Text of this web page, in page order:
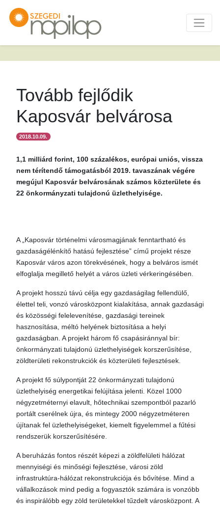
Tovább fejlődik
Kaposvár belvárosa
2018.10.09.
1,1 milliárd forint, 100 százalékos, európai uniós, vissza
nem térítendő támogatásból 2019. tavaszának végére
megújul Kaposvár belvárosának számos közterülete és
22 önkormányzati tulajdonú üzlethelyisége.
A „Kaposvár történelmi városmagjának fenntartható és
gazdaságélénkítő hatású fejlesztése” című projekt része
Kaposvár város azon törekvésének, hogy a belváros ismét
elfoglalja megillető helyét a város üzleti vérkeringésében.
A projekt hosszú távú célja egy gazdaságilag fellendülő,
élettel teli, vonzó városközpont kialakítása, annak gazdasági
és közösségi felelevenítése, gazdasági tereinek
hasznosítása, méltó helyének biztosítása a helyi
gazdaságban. A projekt három fő csapásiránnyal bír:
önkormányzati tulajdonú üzlethelyiségek korszerűsítése,
zöldterületi rekonstrukciók és közterületi fejlesztések.
A projekt fő súlypontját 22 önkormányzati tulajdonú
üzlethelyiség energetikai felújítása jelenti. Közel 1000
négyzetméternyi elavult, hőtechnikai szempontból pazarló
portált cserélnek újra, és mintegy 2000 négyzetméteren
újítanak fel üzlethelyiségeket, kiemelt figyelemmel a fűtési
rendszerük korszerűsítésére.
A beruházás fontos részét képezi a zöldfelületi hálózat
mennyiségi és minőségi fejlesztése, városi zöld
infrastruktúra-hálózat rekonstrukciója és bővítése. Mind a
vállalkozások mind pedig a fogyasztók számára is vonzóbb
és inspirálóbb egy zöld területekkel tűzdelt városközpont. A